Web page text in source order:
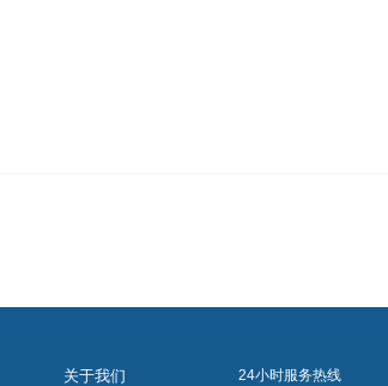
关于我们 24小时服务热线